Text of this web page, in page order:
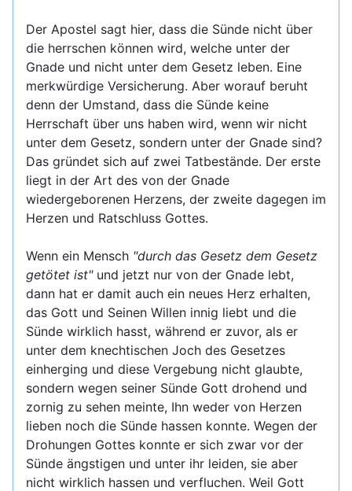
Der Apostel sagt hier, dass die Sünde nicht über
die herrschen können wird, welche unter der
Gnade und nicht unter dem Gesetz leben. Eine
merkwürdige Versicherung. Aber worauf beruht
denn der Umstand, dass die Sünde keine
Herrschaft über uns haben wird, wenn wir nicht
unter dem Gesetz, sondern unter der Gnade sind?
Das gründet sich auf zwei Tatbestände. Der erste
liegt in der Art des von der Gnade
wiedergeborenen Herzens, der zweite dagegen im
Herzen und Ratschluss Gottes.
Wenn ein Mensch "durch das Gesetz dem Gesetz
getötet ist"und jetzt nur von der Gnade lebt,
dann hat er damit auch ein neues Herz erhalten,
das Gott und Seinen Willen innig liebt und die
Sünde wirklich hasst, während er zuvor, als er
unter dem knechtischen Joch des Gesetzes
einherging und diese Vergebung nicht glaubte,
sondern wegen seiner Sünde Gott drohend und
zornig zu sehen meinte, Ihn weder von Herzen
lieben noch die Sünde hassen konnte. Wegen der
Drohungen Gottes konnte er sich zwar vor der
Sünde ängstigen und unter ihr leiden, sie aber
nicht wirklich hassen und verfluchen. Weil Gott